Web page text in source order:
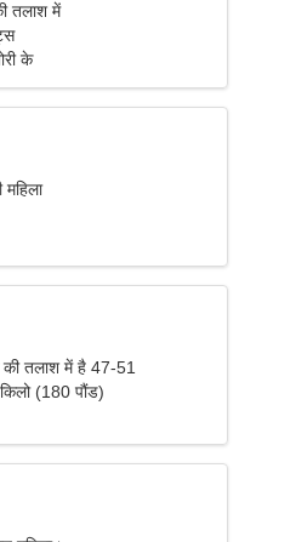
तलाश में
के
की तलाश में है 47-51
(180 पौंड)